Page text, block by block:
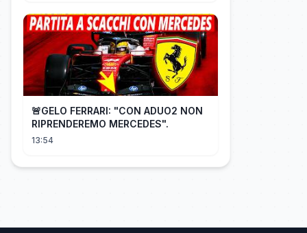
🚨GELO FERRARI: "CON ADUO2 NON
RIPRENDEREMO MERCEDES".
13:54